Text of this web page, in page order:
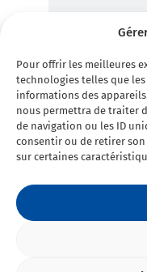
Pour offrir les meilleures
technologies telles que
informations des
nous permettra de traiter
de navigation ou les ID
consentir ou de retirer
sur certaines
©2025 Toulon en